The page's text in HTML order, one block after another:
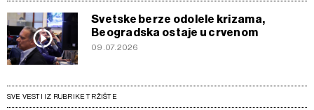
Svetske berze odolele krizama,
Beogradska ostaje u crvenom
09.07.2026
SVE VESTI IZ RUBRIKE TRŽIŠTE